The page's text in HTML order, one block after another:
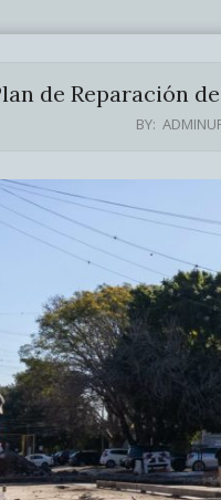
de Reparación
BY: